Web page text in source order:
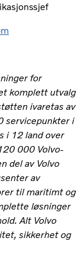
for
komplett utvalg
ivaretas av
servicepunkter i
i 12 land over
000 Volvo-
del av Volvo
av
til maritimt og
løsninger
Alt Volvo
sikkerhet og